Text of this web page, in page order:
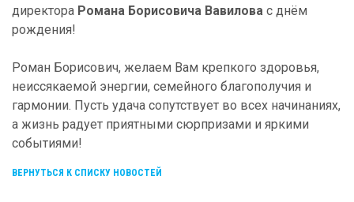
директора Романа Борисовича Вавилова с днём
рождения!
Роман Борисович, желаем Вам крепкого здоровья,
неиссякаемой энергии, семейного благополучия и
гармонии. Пусть удача сопутствует во всех начинаниях,
а жизнь радует приятными сюрпризами и яркими
событиями!
ВЕРНУТЬСЯ К СПИСКУ НОВОСТЕЙ